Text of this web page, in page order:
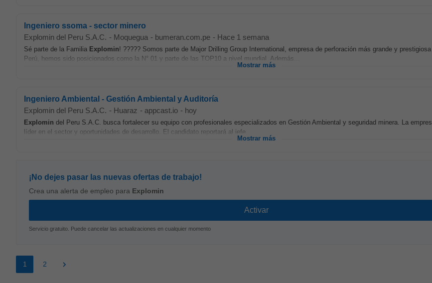
Ingeniero ssoma - sector minero
Explomin del Peru S.A.C. - Moquegua - bumeran.com.pe - Hace 1 semana
Sé parte de la Familia Explomin! ?️???? Somos parte de Major Drilling Group International, empresa de perforación más grande y
Perú, hemos sido posicionados como la N° 01 y parte de las TOP10 a nivel mundial. Además...
Mostrar más
Ingeniero Ambiental - Gestión Ambiental y Auditoría
Explomin del Peru S.A.C. - Huaraz - appcast.io - hoy
Explomin del Peru S.A.C. busca fortalecer su equipo con profesionales especializados en Gestión Ambiental y seguridad minera. La
líder en el sector y oportunidades de desarrollo. El candidato reportará al jefe...
Mostrar más
¡No dejes pasar las nuevas ofertas de trabajo!
Crea una alerta de empleo para Explomin
Servicio gratuito. Puede cancelar las actualizaciones en cualquier momento
1 2